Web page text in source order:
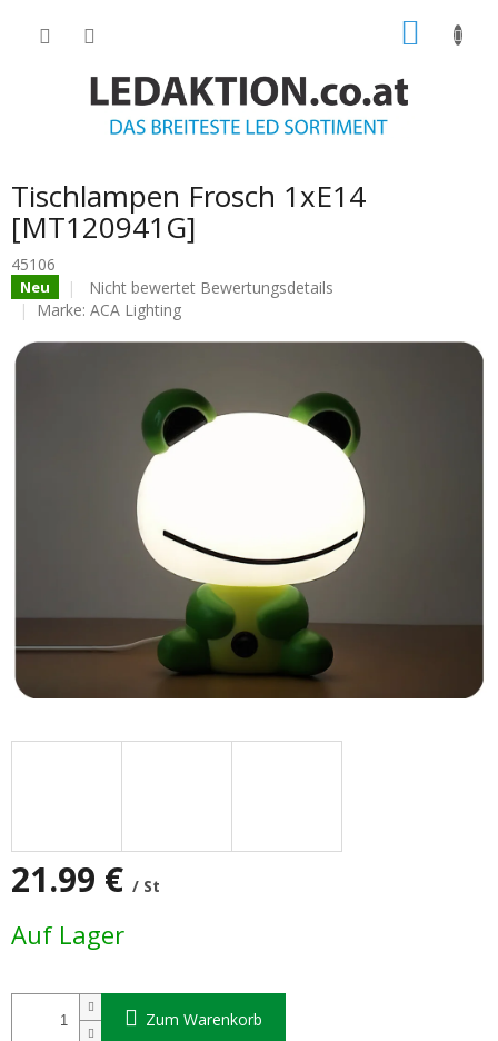
Tischlampen Frosch 1xE14
[MT120941G]
45106
Neu
Die
durchschnittliche
ist
Sternen.
Nicht bewertet Bewertungsdetails
Marke: ACA Lighting
21.99 € / St
Auf Lager
Zum Warenkorb